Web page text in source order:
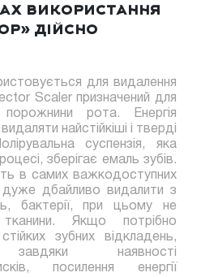
використання
дійсно
для видалення
Scaler призначений для
порожнини рота. Енергія
найстійкіші і тверді
суспензія, яка
зберігає емаль зубів.
в самих важкодоступних
дуже дбайливо видалити з
бактерії, при цьому не
Якщо потрібно
зубних відкладень,
завдяки наявності
посилення енергії